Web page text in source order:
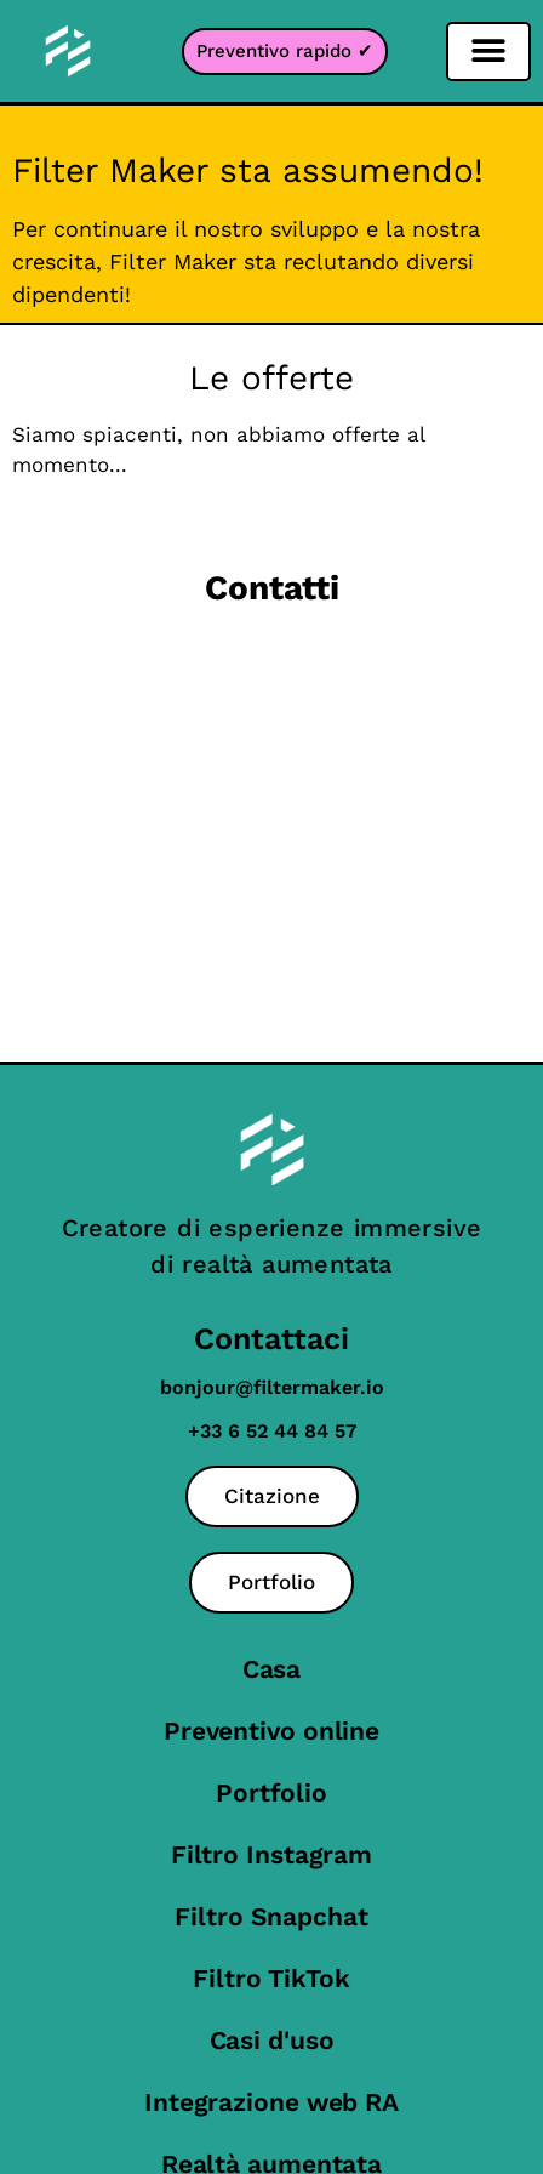
Preventivo rapido ✔
Filter Maker sta assumendo!
Per continuare il nostro sviluppo e la nostra
crescita, Filter Maker sta reclutando diversi
dipendenti!
Le offerte
Siamo spiacenti, non abbiamo offerte al
momento...
Contatti
Creatore di esperienze immersive
di realtà aumentata
Contattaci
bonjour@filtermaker.io
+33 6 52 44 84 57
Citazione
Portfolio
Casa
Preventivo online
Portfolio
Filtro Instagram
Filtro Snapchat
Filtro TikTok
Casi d'uso
Integrazione web RA
Realtà aumentata